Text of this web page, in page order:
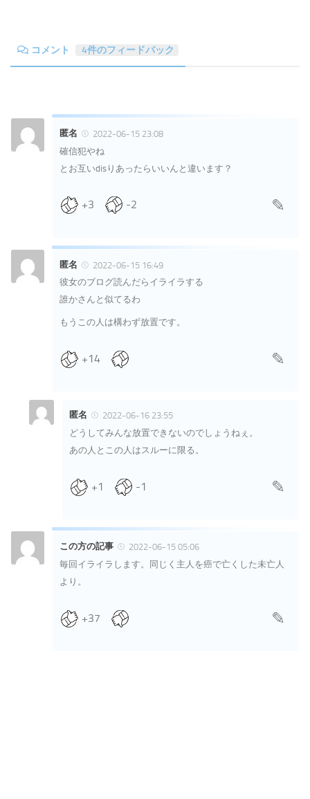
コメント 4件のフィードバック
匿名
2022-06-15 23:08
確信犯やね
とお互いdisりあったらいいんと違います？
+3 -2
匿名
2022-06-15 16:49
彼女のブログ読んだらイライラする
誰かさんと似てるわ
もうこの人は構わず放置です。
+14
匿名
2022-06-16 23:55
どうしてみんな放置できないのでしょうねぇ。
あの人とこの人はスルーに限る。
+1 -1
この方の記事
2022-06-15 05:06
毎回イライラします。同じく主人を癌で亡くした未亡人
より。
+37